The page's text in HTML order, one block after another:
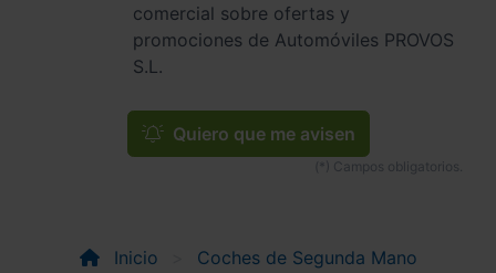
comercial sobre ofertas y
promociones de Automóviles PROVOS
S.L.
Quiero que me avisen
Inicio
Coches de Segunda Mano